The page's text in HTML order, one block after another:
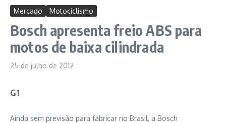
Mercado Motociclismo
Bosch apresenta freio ABS para
motos de baixa cilindrada
25 de julho de 2012
G1
Ainda sem previsão para fabricar no Brasil, a Bosch